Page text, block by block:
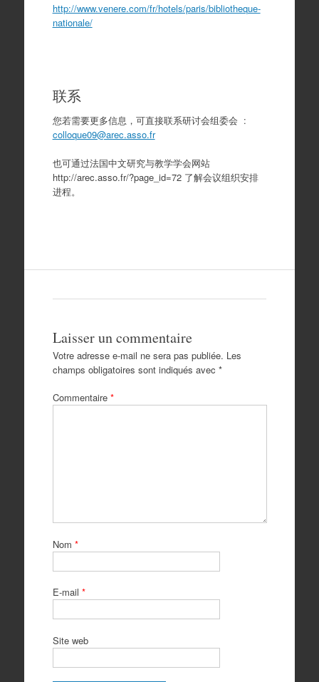
http://www.venere.com/fr/hotels/paris/bibliotheque-
nationale/
联系
您若需要更多信息，可直接联系研讨会组委会 :
colloque09@arec.asso.fr
也可通过法国中文研究与教学学会网站
http://arec.asso.fr/?page_id=72 了解会议组织安排
进程。
Laisser un commentaire
Votre adresse e-mail ne sera pas publiée. Les
champs obligatoires sont indiqués avec *
Commentaire *
Nom *
E-mail *
Site web